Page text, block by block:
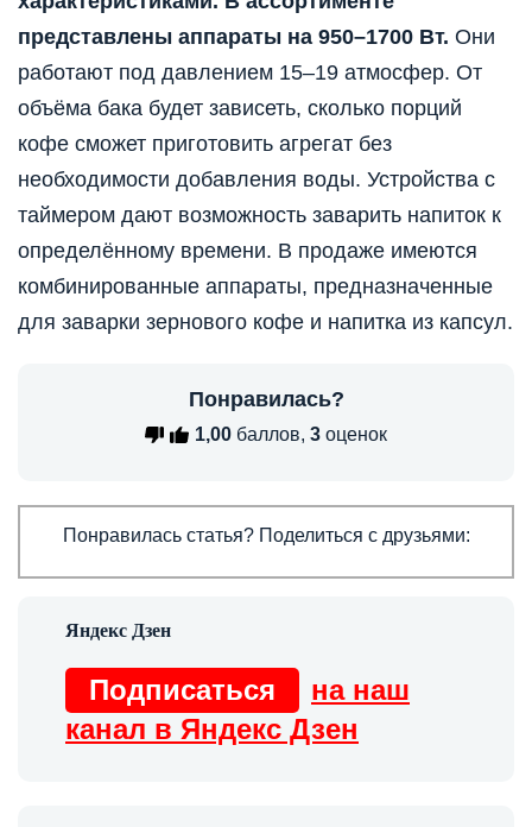
представлены аппараты на 950–1700 Вт. Они
работают под давлением 15–19 атмосфер. От
объёма бака будет зависеть, сколько порций
кофе сможет приготовить агрегат без
необходимости добавления воды. Устройства с
таймером дают возможность заварить напиток к
определённому времени. В продаже имеются
комбинированные аппараты, предназначенные
для заварки зернового кофе и напитка из капсул.
Понравилась?
1,00 баллов, 3 оценок
Понравилась статья? Поделиться с друзьями:
Подписаться
на наш
канал в Яндекс Дзен